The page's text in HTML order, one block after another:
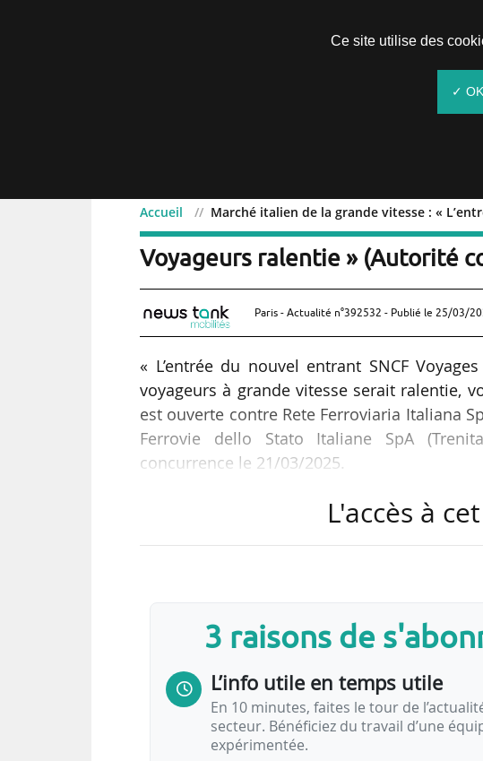
Accueil Marché italien de la grande vitesse : «
Marché italien de la grande
Voyageurs ralentie » (Autorité
Paris - Actualité n°392532 - Publié le 25/03/
« L’entrée du nouvel entrant SNCF
voyageurs à grande vitesse serait ralentie,
est ouverte contre Rete Ferroviaria Italiana
Ferrovie dello Stato Italiane SpA
concurrence le 21/03/2025.
SNCF Voyageurs développe une offre à
française a demandé formellement au
L'accès à
3 raisons de
L’info utile en temps utile
En 10 minutes, faites le tour de
secteur. Bénéficiez du travail d’une
expérimentée.
Ce site utilise des
✓